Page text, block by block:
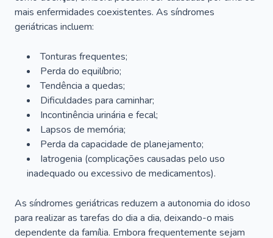
mais enfermidades coexistentes. As síndromes
geriátricas incluem:
Tonturas frequentes;
Perda do equilíbrio;
Tendência a quedas;
Dificuldades para caminhar;
Incontinência urinária e fecal;
Lapsos de memória;
Perda da capacidade de planejamento;
Iatrogenia (complicações causadas pelo uso
inadequado ou excessivo de medicamentos).
As síndromes geriátricas reduzem a autonomia do idoso
para realizar as tarefas do dia a dia, deixando-o mais
dependente da família. Embora frequentemente sejam